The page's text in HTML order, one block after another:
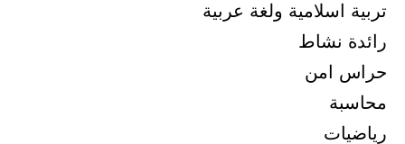
تربية اسلامية ولغة عربية
رائدة نشاط
حراس امن
محاسبة
رياضيات